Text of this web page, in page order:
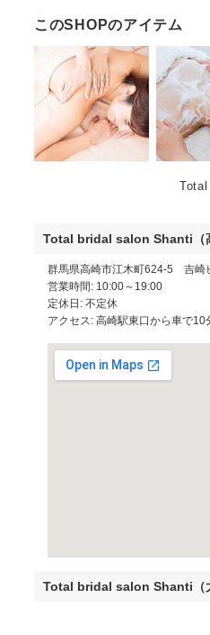
このSHOPのアイテム
Total bridal salon Shanti（
群馬県高崎市江木町624-5 吉崎
営業時間: 10:00～19:00
定休日: 不定休
アクセス: 高崎駅東口から車で10
Total bridal salon Shanti（